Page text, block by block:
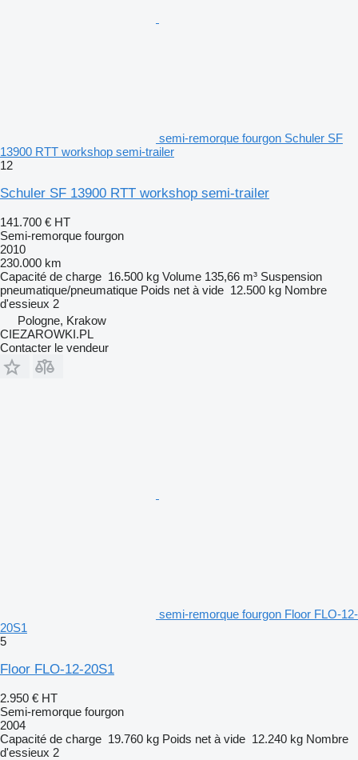
semi-remorque fourgon Schuler SF
13900 RTT workshop semi-trailer
12
Schuler SF 13900 RTT workshop semi-trailer
141.700 € HT
Semi-remorque fourgon
2010
230.000 km
Capacité de charge 16.500 kg Volume 135,66 m³ Suspension
pneumatique/pneumatique Poids net à vide 12.500 kg Nombre
d'essieux 2
Pologne, Krakow
CIEZAROWKI.PL
Contacter le vendeur
semi-remorque fourgon Floor FLO-12-
20S1
5
Floor FLO-12-20S1
2.950 € HT
Semi-remorque fourgon
2004
Capacité de charge 19.760 kg Poids net à vide 12.240 kg Nombre
d'essieux 2